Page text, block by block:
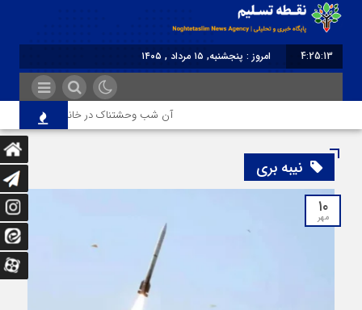
4:25:14
امروز : پنجشنبه, ۱۵ مرداد , ۱۴۰۵
آن شب وحشتناک در خانه «عصمت»
نیبه بری
۱۰
مهر